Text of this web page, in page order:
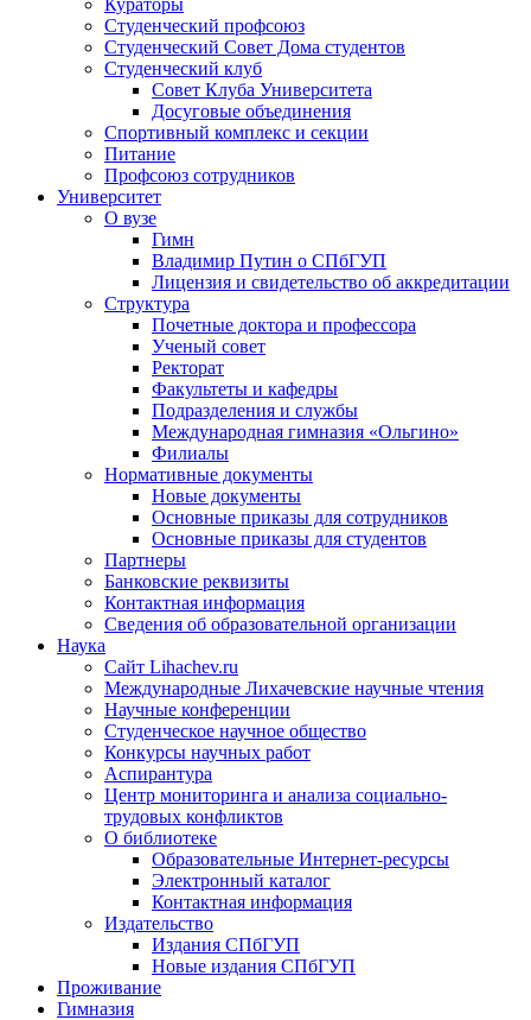
Кураторы
Студенческий профсоюз
Студенческий Совет Дома студентов
Студенческий клуб
Совет Клуба Университета
Досуговые объединения
Спортивный комплекс и секции
Питание
Профсоюз сотрудников
Университет
О вузе
Гимн
Владимир Путин о СПбГУП
Лицензия и свидетельство об аккредитации
Структура
Почетные доктора и профессора
Ученый совет
Ректорат
Факультеты и кафедры
Подразделения и службы
Международная гимназия «Ольгино»
Филиалы
Нормативные документы
Новые документы
Основные приказы для сотрудников
Основные приказы для студентов
Партнеры
Банковские реквизиты
Контактная информация
Сведения об образовательной организации
Наука
Сайт Lihachev.ru
Международные Лихачевские научные чтения
Научные конференции
Студенческое научное общество
Конкурсы научных работ
Аспирантура
Центр мониторинга и анализа социально-
трудовых конфликтов
О библиотеке
Образовательные Интернет-ресурсы
Электронный каталог
Контактная информация
Издательство
Издания СПбГУП
Новые издания СПбГУП
Проживание
Гимназия